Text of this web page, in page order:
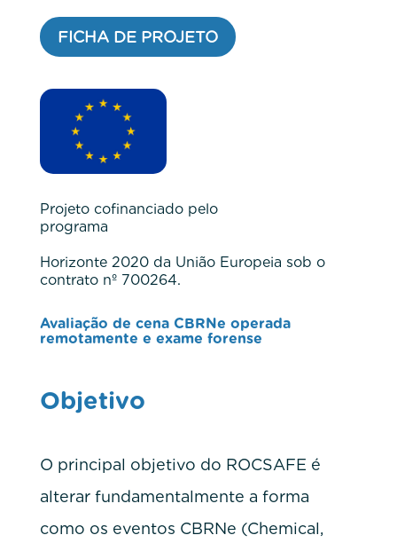
FICHA DE PROJETO
Projeto cofinanciado pelo
programa
Horizonte 2020 da União Europeia sob o
contrato nº 700264.
Avaliação de cena CBRNe operada
remotamente e exame forense
Objetivo
O principal objetivo do ROCSAFE é
alterar fundamentalmente a forma
como os eventos CBRNe (Chemical,